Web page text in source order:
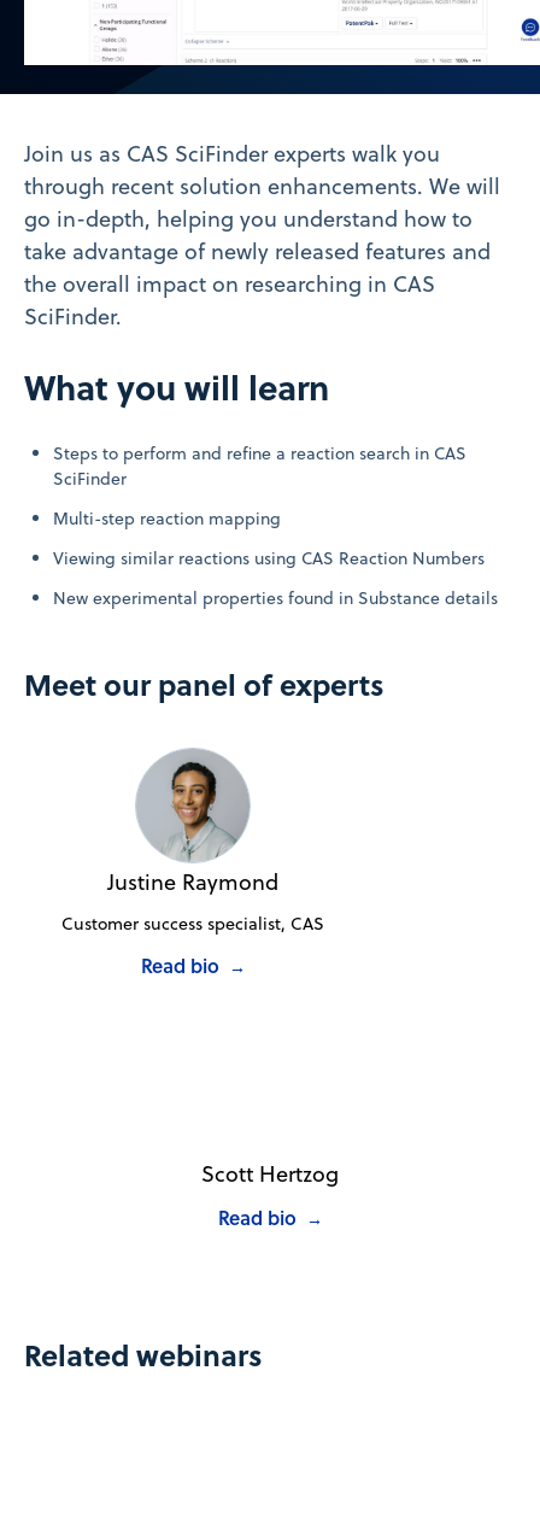
Video
Join us as CAS SciFinder experts walk you
through recent solution enhancements. We will
go in-depth, helping you understand how to
take advantage of newly released features and
the overall impact on researching in CAS
SciFinder.
What you will learn
Steps to perform and refine a reaction search in CAS
SciFinder
Multi-step reaction mapping
Viewing similar reactions using CAS Reaction Numbers
New experimental properties found in Substance details
Meet our panel of experts
Justine Raymond
Customer success specialist, CAS
Read bio →
Scott Hertzog
Read bio →
Related webinars